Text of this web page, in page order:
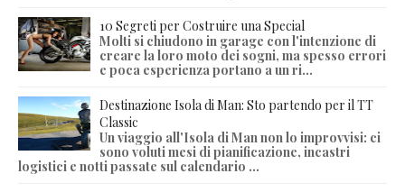
10 Segreti per Costruire una Special
Molti si chiudono in garage con l'intenzione di
creare la loro moto dei sogni, ma spesso errori
e poca esperienza portano a un ri...
Destinazione Isola di Man: Sto partendo per il TT
Classic
Un viaggio all'Isola di Man non lo improvvisi: ci
sono voluti mesi di pianificazione, incastri
logistici e notti passate sul calendario ...